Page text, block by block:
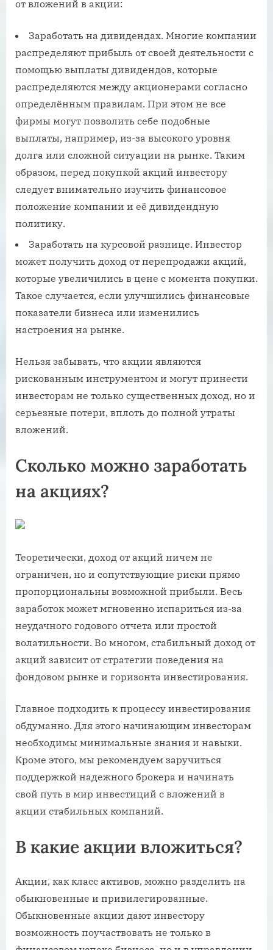
от вложений в акции:
Заработать на дивидендах. Многие компании
распределяют прибыль от своей деятельности с
помощью выплаты дивидендов, которые
распределяются между акционерами согласно
определённым правилам. При этом не все
фирмы могут позволить себе подобные
выплаты, например, из-за высокого уровня
долга или сложной ситуации на рынке. Таким
образом, перед покупкой акций инвестору
следует внимательно изучить финансовое
положение компании и её дивидендную
политику.
Заработать на курсовой разнице. Инвестор
может получить доход от перепродажи акций,
которые увеличились в цене с момента покупки.
Такое случается, если улучшились финансовые
показатели бизнеса или изменились
настроения на рынке.
Нельзя забывать, что акции являются
рискованным инструментом и могут принести
инвесторам не только существенных доход, но и
серьезные потери, вплоть до полной утраты
вложений.
Сколько можно заработать
на акциях?
Теоретически, доход от акций ничем не
ограничен, но и сопутствующие риски прямо
пропорциональны возможной прибыли. Весь
заработок может мгновенно испариться из-за
неудачного годового отчета или простой
волатильности. Во многом, стабильный доход от
акций зависит от стратегии поведения на
фондовом рынке и горизонта инвестирования.
Главное подходить к процессу инвестирования
обдуманно. Для этого начинающим инвесторам
необходимы минимальные знания и навыки.
Кроме этого, мы рекомендуем заручиться
поддержкой надежного брокера и начинать
свой путь в мир инвестиций с вложений в
акции стабильных компаний.
В какие акции вложиться?
Акции, как класс активов, можно разделить на
обыкновенные и привилегированные.
Обыкновенные акции дают инвестору
возможность поучаствовать не только в